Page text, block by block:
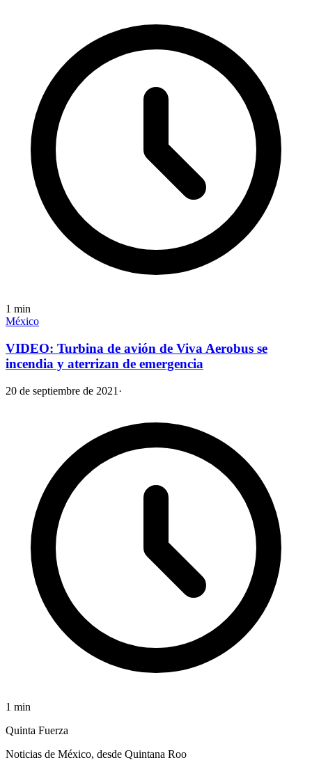
1 min
México
VIDEO: Turbina de avión de Viva Aerobus se
incendia y aterrizan de emergencia
20 de septiembre de 2021 ·
1 min
Quinta Fuerza
Noticias de México, desde Quintana Roo